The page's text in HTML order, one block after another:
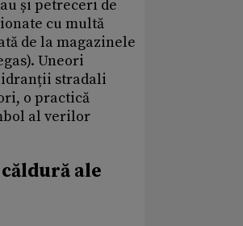
și petreceri de
cu multă
de la magazinele
Uneori
stradali
o practică
al verilor
ale